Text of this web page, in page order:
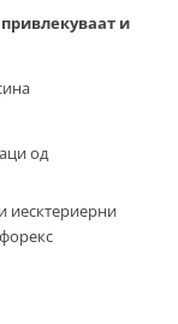
и
од
иесктериерни